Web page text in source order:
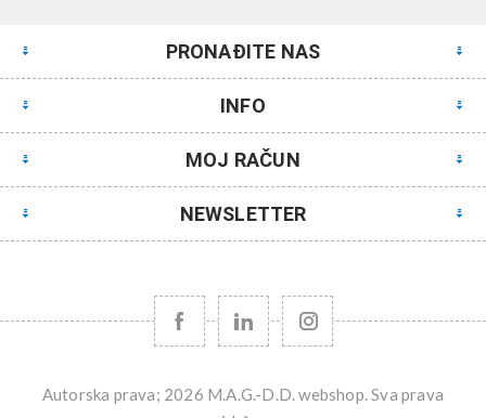
PRONAĐITE NAS
INFO
MOJ RAČUN
NEWSLETTER
Autorska prava; 2026 M.A.G.-D.D. webshop. Sva prava